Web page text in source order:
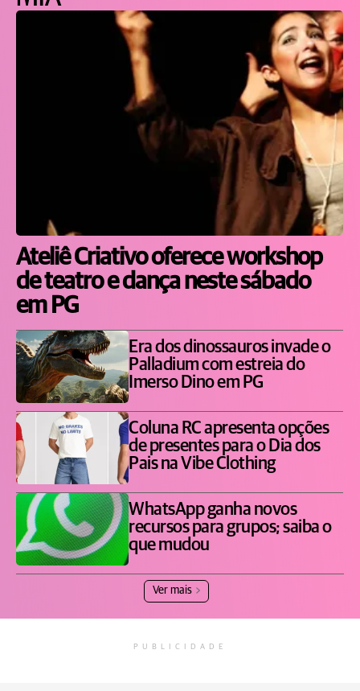
Ateliê Criativo oferece workshop
de teatro e dança neste sábado
em PG
Era dos dinossauros invade o
Palladium com estreia do
Imerso Dino em PG
Coluna RC apresenta opções
de presentes para o Dia dos
Pais na Vibe Clothing
WhatsApp ganha novos
recursos para grupos; saiba o
que mudou
Ver mais
PUBLICIDADE